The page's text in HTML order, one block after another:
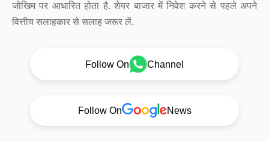
जोखिम पर आधारित होता है. शेयर बाजार में निवेश करने से पहले अपने
वित्तीय सलाहकार से सलाह जरूर लें.
Follow On Channel
Follow On News